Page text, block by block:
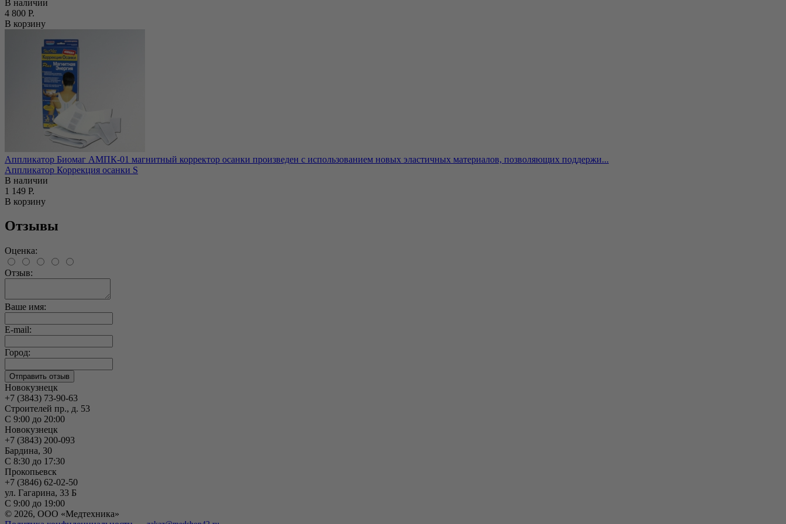
В наличии
4 800 Р.
В корзину
Аппликатор Биомаг АМПК-01 магнитный корректор осанки произведен с использованием новых эластичных материалов, позволяющих поддержи...
Аппликатор Коррекция осанки S
В наличии
1 149 Р.
В корзину
Отзывы
Оценка:
Отзыв:
Ваше имя:
E-mail:
Город:
Новокузнецк
+7 (3843) 73-90-63
Строителей пр., д. 53
С 9:00 до 20:00
Новокузнецк
+7 (3843) 200-093
Бардина, 30
С 8:30 до 17:30
Прокопьевск
+7 (3846) 62-02-50
ул. Гагарина, 33 Б
С 9:00 до 19:00
© 2026, ООО «Медтехника»